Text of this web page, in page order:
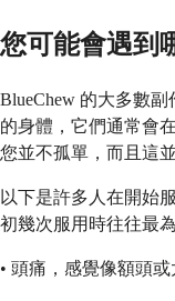
您可能會遇到
BlueChew 的大多數
的身體，它們通常會
您並不孤單，而且這
以下是許多人在開始
初幾次服用時往往最
• 頭痛，感覺像額頭